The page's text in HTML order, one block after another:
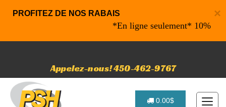
×
PROFITEZ DE NOS RABAIS
*En ligne seulement* 10% de
Appelez-nous! 450-462-9767
0.00$